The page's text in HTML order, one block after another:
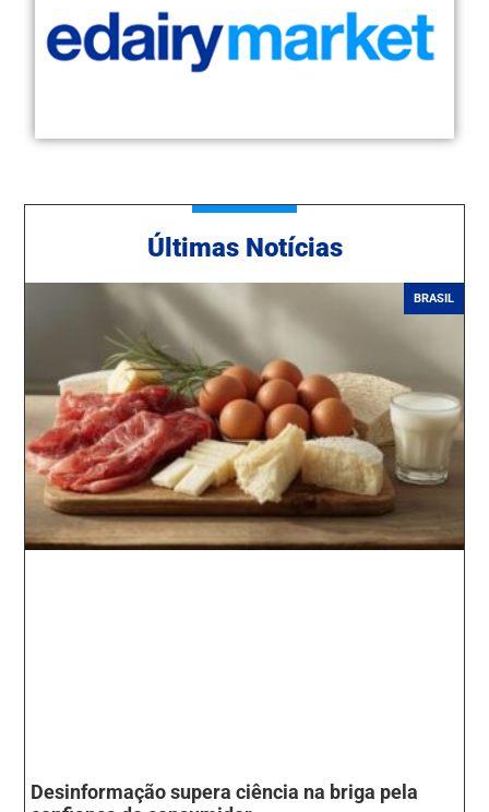
Ú ltimas Notícias
BRASIL
Desinformação supera ciência na briga pela